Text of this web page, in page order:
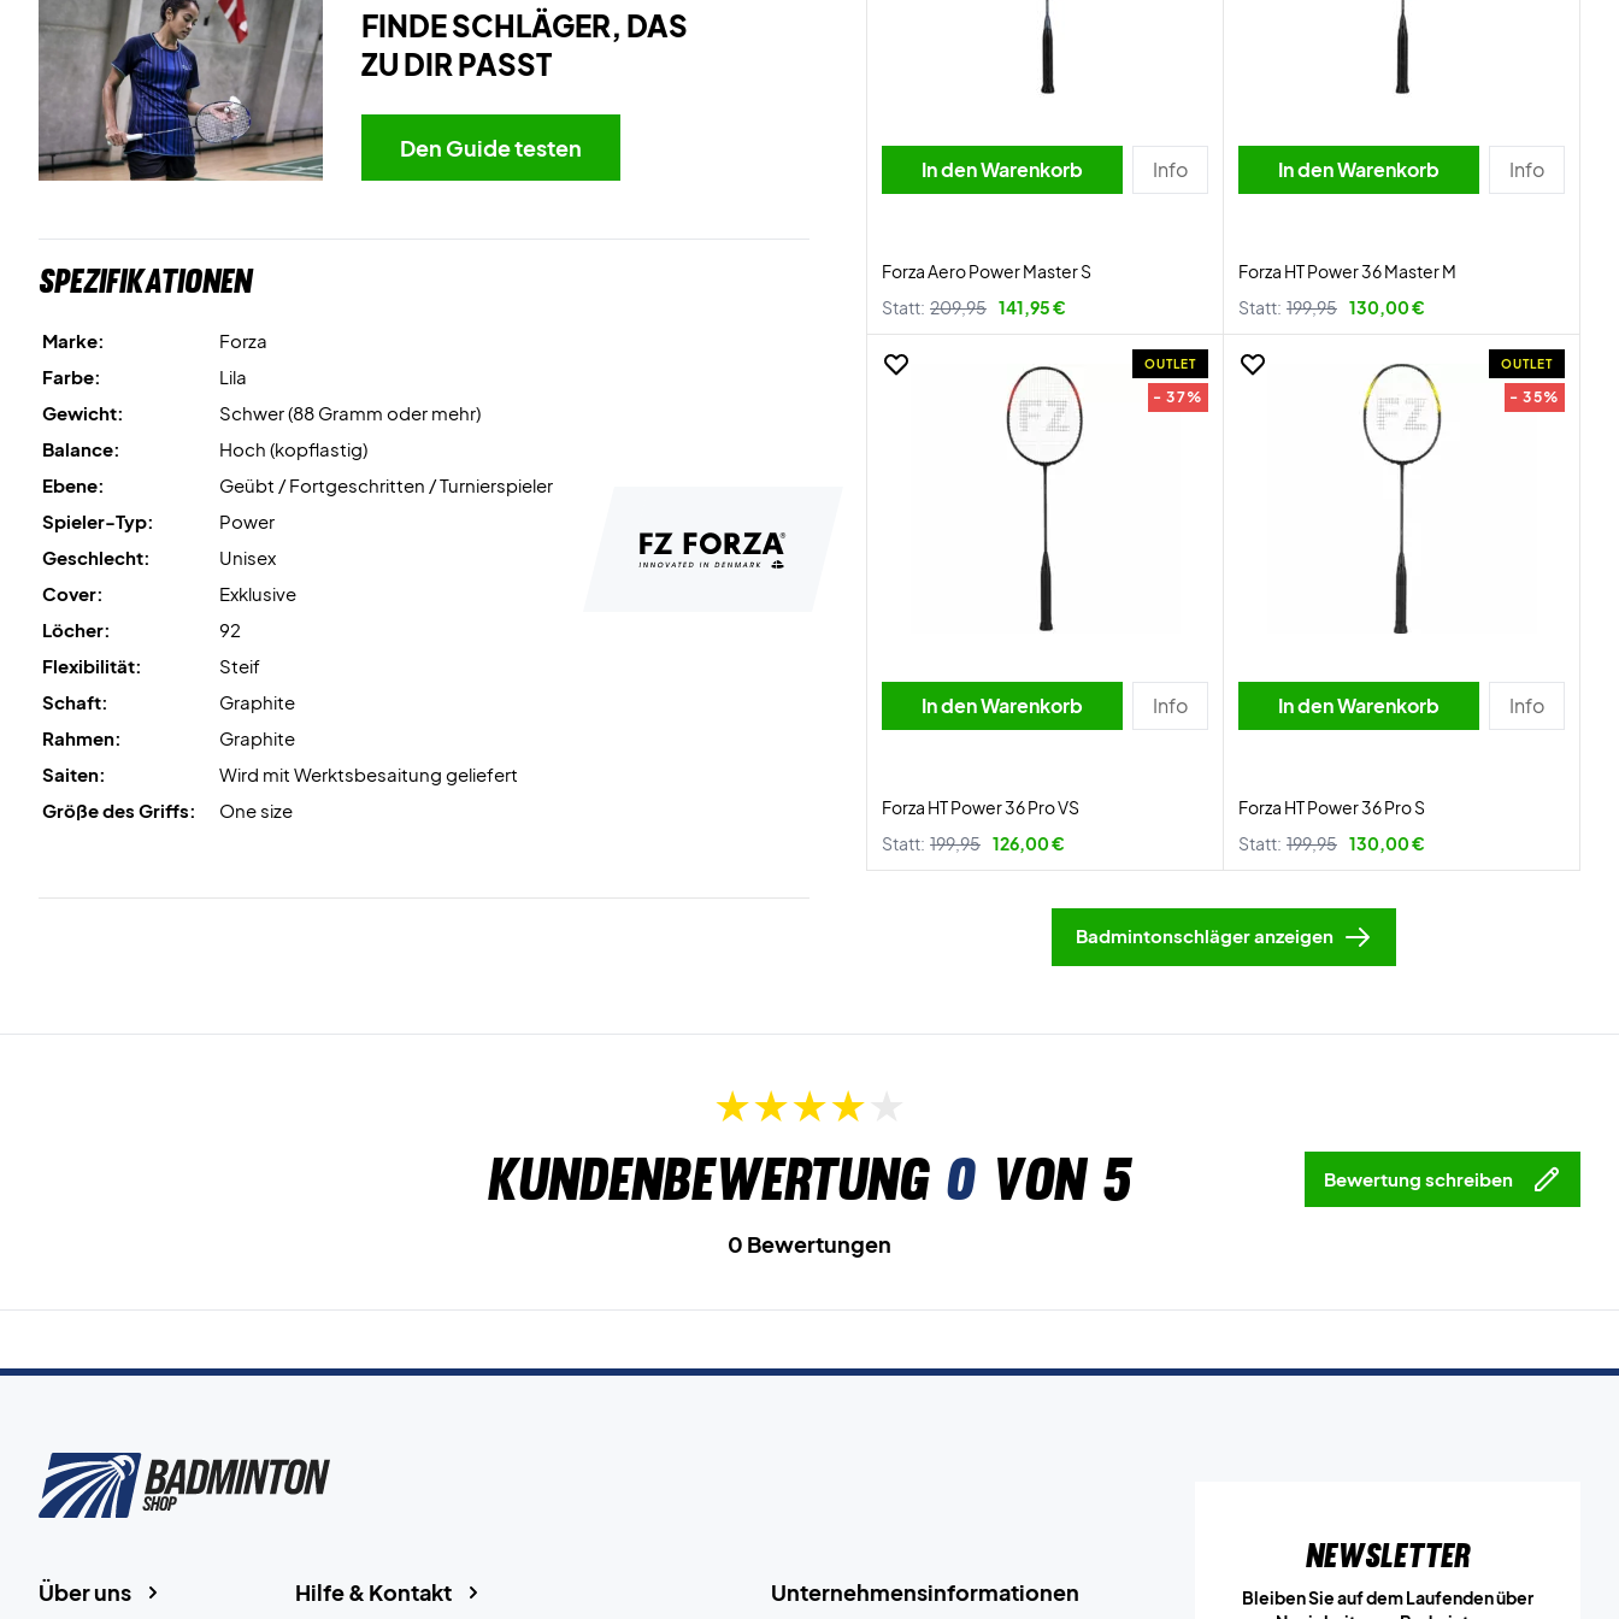
FINDE SCHLÄGER, DAS
ZU DIR PASST
Den Guide testen
Spezifikationen
Marke:
Forza
Farbe:
Lila
Gewicht:
Schwer (88 Gramm oder mehr)
Balance:
Hoch (kopflastig)
Ebene:
Geübt / Fortgeschritten / Turnierspieler
Spieler-Typ:
Power
Geschlecht:
Unisex
Cover:
Exklusive
Löcher:
92
Flexibilität:
Steif
Schaft:
Graphite
Rahmen:
Graphite
Saiten:
Wird mit Werktsbesaitung geliefert
Größe des Griffs:
One size
In den Warenkorb Info
Forza Aero Power Master S
Statt: 209,95 141,95 €
In den Warenkorb Info
Forza HT Power 36 Master M
Statt: 199,95 130,00 €
OUTLET
- 37%
In den Warenkorb Info
Forza HT Power 36 Pro VS
Statt: 199,95 126,00 €
OUTLET
- 35%
In den Warenkorb Info
Forza HT Power 36 Pro S
Statt: 199,95 130,00 €
Badmintonschläger anzeigen
Kundenbewertung 0von 5 Bewertung schreiben
0 Bewertungen
Unternehmensinformationen
Hilfe & Kontakt
Über uns
Newsletter
Bleiben Sie auf dem Laufenden über